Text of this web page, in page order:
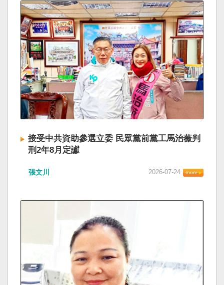
接受中共資助參選立委 民眾黨前黨工馬治薇判
刑2年8月定讞
張文川 2026-07-24